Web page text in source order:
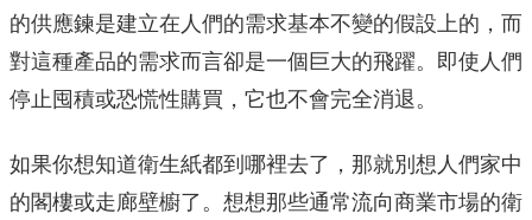
的供應鍊是建立在人們的需求基本不變的假設上的，而
對這種產品的需求而言卻是一個巨大的飛躍。即使人們
停止囤積或恐慌性購買，它也不會完全消退。
如果你想知道衛生紙都到哪裡去了，那就別想人們家中
的閣樓或走廊壁櫥了。想想那些通常流向商業市場的衛